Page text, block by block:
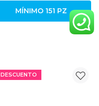
MÍNIMO 151 PZ
DESCUENTO